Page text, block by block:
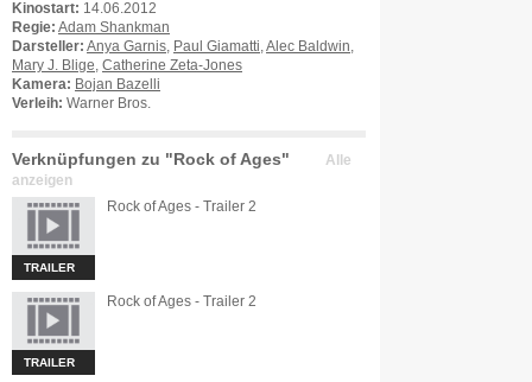
Kinostart: 14.06.2012
Regie: Adam Shankman
Darsteller: Anya Garnis Paul Giamatti Alec Baldwin
Mary J. Blige Catherine Zeta-Jones
Kamera: Bojan Bazelli
Verleih: Warner Bros.
Verknüpfungen zu "Rock of Ages"
Alle
anzeigen
TRAILER
Rock of Ages - Trailer 2
TRAILER
Rock of Ages - Trailer 2